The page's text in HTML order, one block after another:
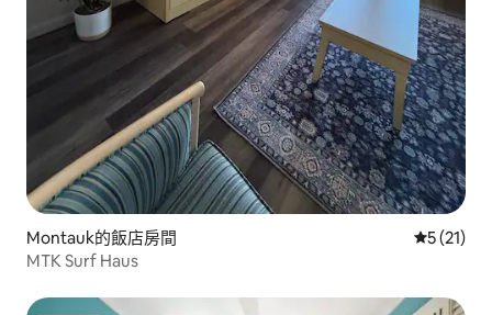
Montauk的飯店房間 從 21 則
5 (21)
MTK Surf Haus